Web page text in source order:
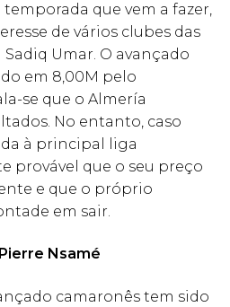
que vem a fazer,
de vários clubes das
Sadiq Umar. O avançado
em 8,00M pelo
se que o Almería
No entanto, caso
à principal liga
provável que o seu preço
e que o próprio
em sair.
Nsamé
camaronês tem sido